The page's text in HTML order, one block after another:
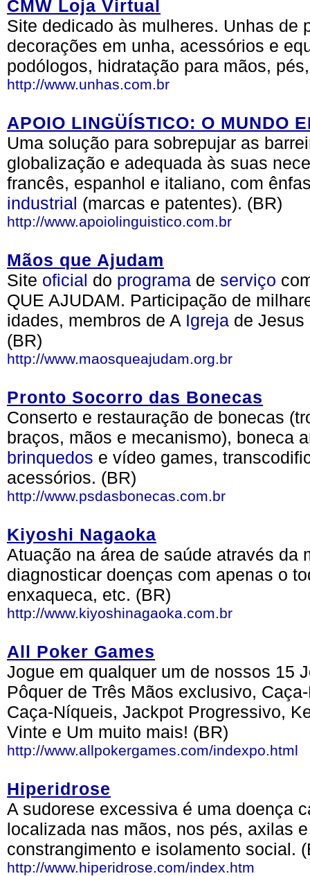
CMW Loja Virtual
Site dedicado às mulheres. Unhas de
decorações em unha, acessórios e
podólogos, hidratação para mãos,
http://www.unhas.com.br
APOIO LINGÜÍSTICO: O MUNDO
Uma solução para sobrepujar as
globalização e adequada às suas
francês, espanhol e italiano, com
industrial (marcas e patentes). (BR)
http://www.apoiolinguistico.com.br
Mãos que Ajudam
Site oficial do programa de serviço
QUE AJUDAM. Participação de
idades, membros de A Igreja de Jesus
(BR)
http://www.maosqueajudam.org.br
Pronto Socorro das Bonecas
Conserto e restauração de bonecas
braços, mãos e mecanismo), boneca
brinquedos e vídeo games,
acessórios. (BR)
http://www.psdasbonecas.com.br
Kiyoshi Nagaoka
Atuação na área de saúde através da
diagnosticar doenças com apenas o
enxaqueca, etc. (BR)
http://www.kiyoshinagaoka.com.br
All Poker Games
Jogue em qualquer um de nossos 15
Pôquer de Três Mãos exclusivo,
Caça-Níqueis, Jackpot Progressivo,
Vinte e Um muito mais! (BR)
http://www.allpokergames.com/indexpo.html
Hiperidrose
A sudorese excessiva é uma doença
localizada nas mãos, nos pés, axilas
constrangimento e isolamento social.
http://www.hiperidrose.com/index.htm